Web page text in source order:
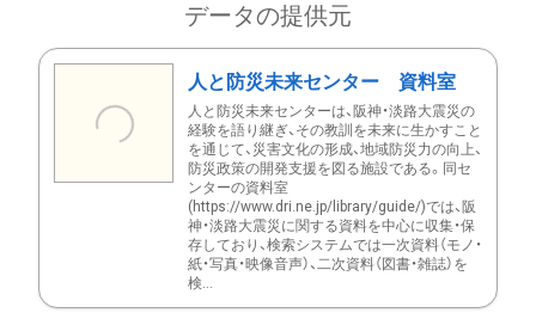
データの提供元
人と防災未来センター 資料室
人と防災未来センターは、阪神・淡路大震災の
経験を語り継ぎ、その教訓を未来に生かすこと
を通じて、災害文化の形成、地域防災力の向上、
防災政策の開発支援を図る施設である。同セ
ンターの資料室
(https://www.dri.ne.jp/library/guide/)では、阪
神・淡路大震災に関する資料を中心に収集・保
存しており、検索システムでは一次資料（モノ・
紙・写真・映像音声）、二次資料（図書・雑誌）を
検...